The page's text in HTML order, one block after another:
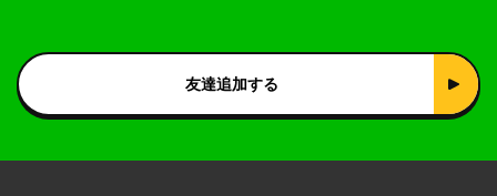
友達追加する